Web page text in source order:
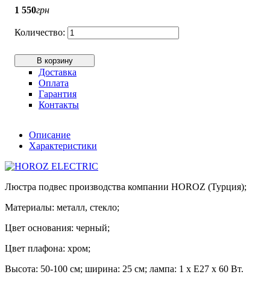
1 550грн
В корзину
Доставка
Оплата
Гарантия
Контакты
Описание
Характеристики
Люстра подвес производства компании HOROZ (Турция);
Материалы: металл, стекло;
Цвет основания: черный;
Цвет плафона: хром;
Высота: 50-100 см; ширина: 25 см; лампа: 1 х Е27 х 60 Вт.